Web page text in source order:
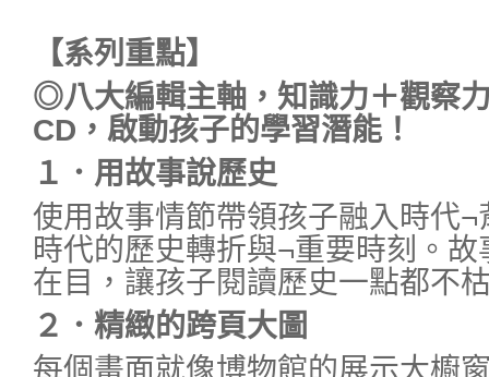
【系列重點】
◎八大編輯主軸，知識力＋觀察
CD ，啟動孩子的學習潛能！
１．用故事說歷史
使用故事情節帶領孩子融入時代
時代的歷史轉折與¬重要時刻。
在目，讓孩子閱讀歷史一點都不
２．精緻的跨頁大圖
每個畫面就像博物館的展示大櫥